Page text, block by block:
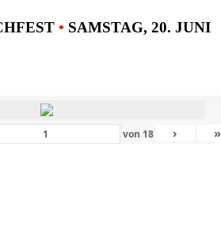
• SAMSTAG, 20. JUNI
von 18 › »